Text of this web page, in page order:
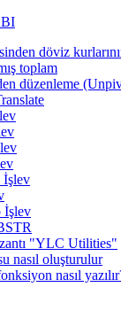
döviz
toplam
düzenleme
İşlev
İşlev
"YLC Utilities"
nasıl oluşturulur
nasıl